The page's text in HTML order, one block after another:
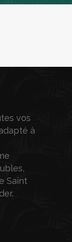
vos
à
Saint